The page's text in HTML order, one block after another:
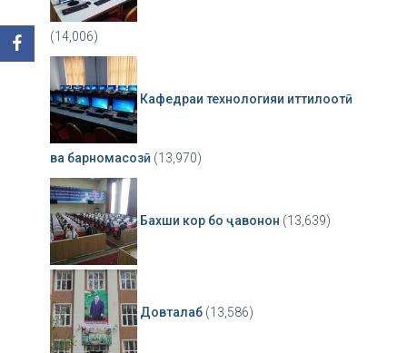
(14,006)
Кафедраи технологияи иттилоотӣ
ва барномасозӣ (13,970)
Бахши кор бо ҷавонон (13,639)
Довталаб (13,586)